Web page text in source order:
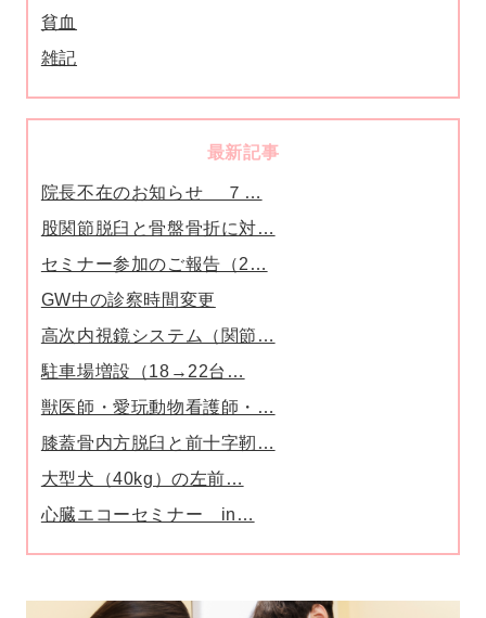
貧血
雑記
最新記事
院長不在のお知らせ ７…
股関節脱臼と骨盤骨折に対…
セミナー参加のご報告（2…
GW中の診察時間変更
高次内視鏡システム（関節…
駐車場増設（18→22台…
獣医師・愛玩動物看護師・…
膝蓋骨内方脱臼と前十字靭…
大型犬（40kg）の左前…
心臓エコーセミナー in…